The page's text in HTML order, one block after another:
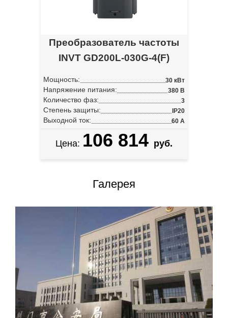
Преобразователь частоты
INVT GD200L-030G-4(F)
Мощность: 30 кВт
Напряжение питания: 380 В
Количество фаз: 3
Степень защиты: IP20
Выходной ток: 60 А
Цена: 106 814 руб.
Галерея